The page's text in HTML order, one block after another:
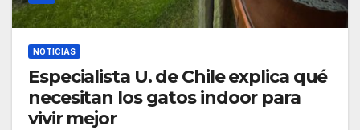
NOTICIAS
Especialista U. de Chile explica qué
necesitan los gatos indoor para
vivir mejor